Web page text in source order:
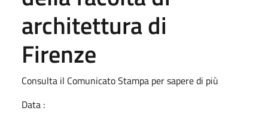
architettura di
Firenze
Consulta il Comunicato Stampa per sapere di più
Data :